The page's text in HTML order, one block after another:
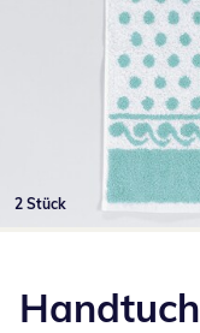
2 Stück
Handtuch